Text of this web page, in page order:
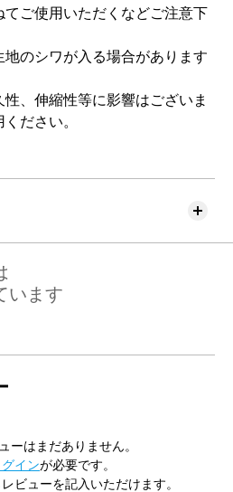
ご使用いただくなどご注意下
のシワが入る場合があります
、伸縮性等に影響はございま
ださい。
います
ーはまだありません。
グインが必要です。
ビューを記入いただけます。